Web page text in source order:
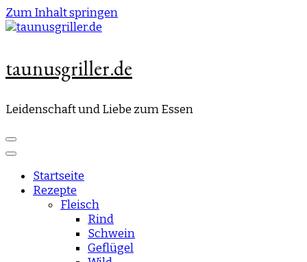
Zum Inhalt springen
taunusgriller.de
Leidenschaft und Liebe zum Essen
Startseite
Rezepte
Fleisch
Rind
Schwein
Geflügel